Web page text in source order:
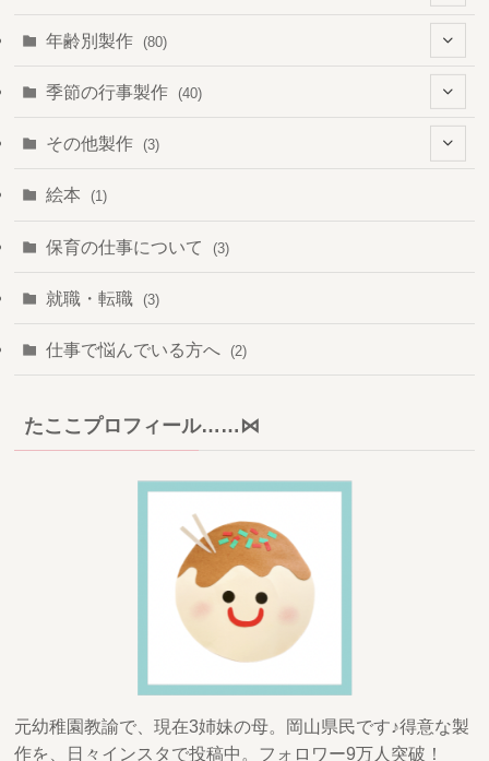
(6)
(5)
(22)
(11)
(8)
年齢別製作 (80)
(16)
(19)
(78)
(80)
季節の行事製作 (40)
(2)
(1)
(2)
(6)
(1)
(2)
その他製作 (3)
(1)
絵本 (1)
保育の仕事について (3)
就職・転職 (3)
仕事で悩んでいる方へ (2)
たここプロフィール……⋈
元幼稚園教諭で、現在3姉妹の母。岡山県民です♪得意な製
作を、日々インスタで投稿中。フォロワー9万人突破！